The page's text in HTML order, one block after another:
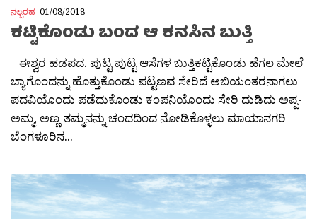
ನಲ್ಬರಹ 01/08/2018
ಕಟ್ಟಿಕೊಂಡು ಬಂದ ಆ ಕನಸಿನ ಬುತ್ತಿ
– ಈಶ್ವರ ಹಡಪದ. ಪುಟ್ಟ ಪುಟ್ಟ ಆಸೆಗಳ ಬುತ್ತಿಕಟ್ಟಿಕೊಂಡು ಹೆಗಲ ಮೇಲೆ
ಬ್ಯಾಗೊಂದನ್ನು ಹೊತ್ತುಕೊಂಡು ಪಟ್ಟಣವ ಸೇರಿದೆ ಅಬಿಯಂತರನಾಗಲು
ಪದವಿಯೊಂದು ಪಡೆದುಕೊಂಡು ಕಂಪನಿಯೊಂದು ಸೇರಿ ದುಡಿದು ಅಪ್ಪ-
ಅಮ್ಮ, ಅಣ್ಣ-ತಮ್ಮನನ್ನು ಚಂದದಿಂದ ನೋಡಿಕೊಳ್ಳಲು ಮಾಯಾನಗರಿ
ಬೆಂಗಳೂರಿನ...